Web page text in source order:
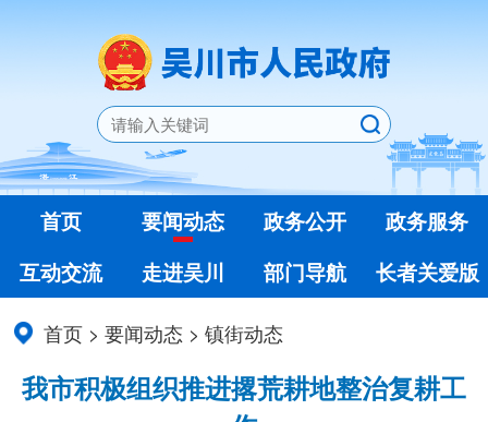
首页 要闻动态 政务公开
政务服务
互动交流
走进吴川 部门导航 长者关爱版
首页 >要闻动态 >镇街动态
我市积极组织推进撂荒耕地整治复耕工